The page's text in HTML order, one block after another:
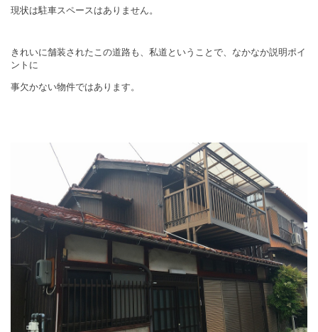
現状は駐車スペースはありません。
きれいに舗装されたこの道路も、私道ということで、なかなか説明ポイ
ントに
事欠かない物件ではあります。